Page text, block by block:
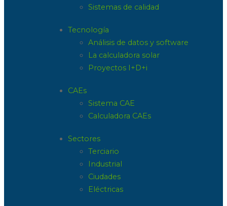
Sistemas de calidad
Tecnología
Análisis de datos y software
La calculadora solar
Proyectos I+D+i
CAEs
Sistema CAE
Calculadora CAEs
Sectores
Terciario
Industrial
Ciudades
Eléctricas